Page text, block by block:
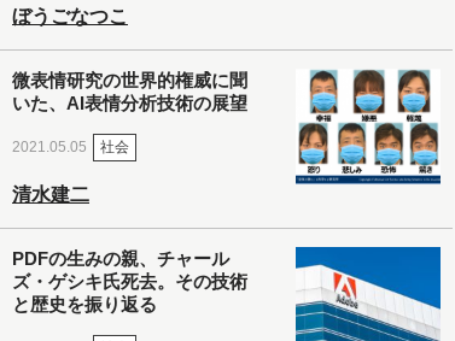
ぼうごなつこ
微表情研究の世界的権威に聞
いた、AI表情分析技術の展望
2021.05.05 社会
清水建二
PDFの生みの親、チャール
ズ・ゲシキ氏死去。その技術
と歴史を振り返る